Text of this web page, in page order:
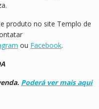
produto no site Templo de
ou Facebook.
Poderá ver mais aqui